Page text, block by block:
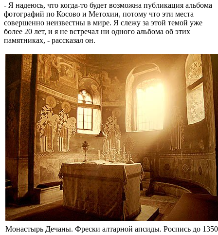
- Я надеюсь, что когда-то будет возможна публикация альбома
фотографий по Косово и Метохии, потому что эти места
совершенно неизвестны в мире. Я слежу за этой темой уже
более 20 лет, и я не встречал ни одного альбома об этих
памятниках, - рассказал он.
Монастырь Дечаны. Фрески алтарной апсиды. Роспись до